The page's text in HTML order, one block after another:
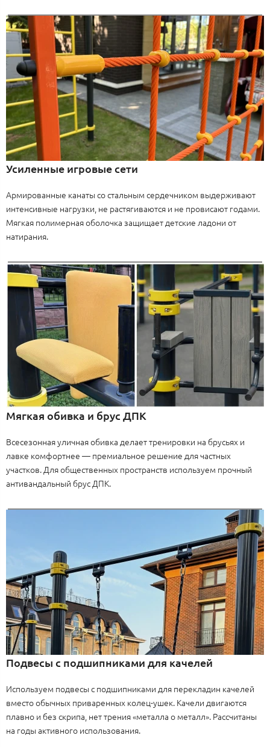
Усиленные игровые сети
Армированные канаты со стальным сердечником выдерживают
интенсивные нагрузки, не растягиваются и не провисают годами.
Мягкая полимерная оболочка защищает детские ладони от
натирания.
Мягкая обивка и брус ДПК
Всесезонная уличная обивка делает тренировки на брусьях и
лавке комфортнее — премиальное решение для частных
участков. Для общественных пространств используем прочный
антивандальный брус ДПК.
Подвесы с подшипниками для качелей
Используем подвесы с подшипниками для перекладин качелей
вместо обычных приваренных колец-ушек. Качели двигаются
плавно и без скрипа, нет трения «металла о металл». Рассчитаны
на годы активного использования.